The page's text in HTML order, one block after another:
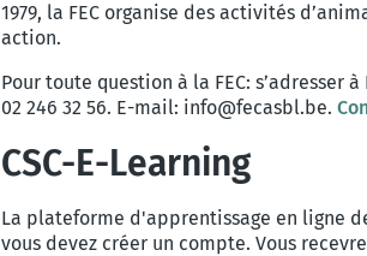
1979, la FEC organise des activités
action.
Pour toute question à la FEC: s’adresser
02 246 32 56. E-mail: info@fecasbl.be.
CSC-E-Learning
La plateforme d'apprentissage en ligne
vous devez créer un compte. Vous